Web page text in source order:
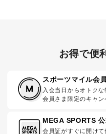
お得で便
スポーツマイル会
入会当日からオトクな
会員さま限定のキャン
MEGA SPORTS 公
会員証がすぐに開けて